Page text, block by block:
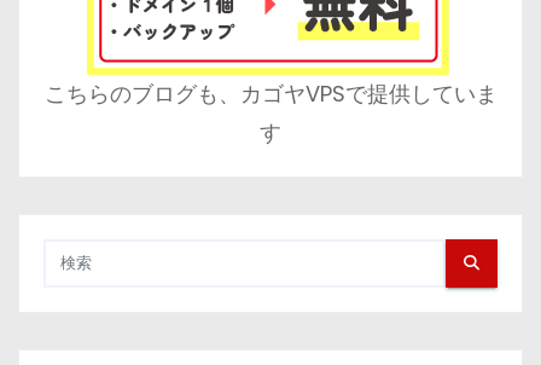
こちらのブログも、カゴヤVPSで提供していま
す